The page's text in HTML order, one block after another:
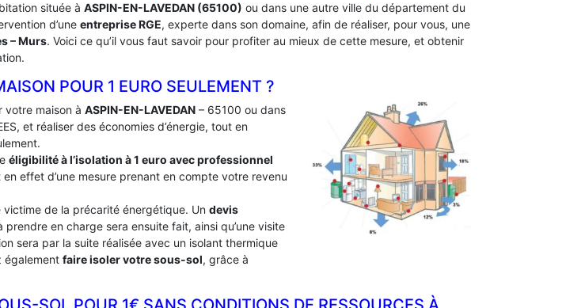
située à ASPIN-EN-LAVEDAN (65100) ou dans une autre ville du département du
d’une entreprise RGE, experte dans son domaine, afin de réaliser, pour vous, une
– Murs. Voici ce qu’il vous faut savoir pour profiter au mieux de cette mesure, et obtenir
POUR 1 EURO SEULEMENT ?
votre maison à ASPIN-EN-LAVEDAN – 65100 ou dans
et réaliser des économies d’énergie, tout en
éligibilité à l’isolation à 1 euro avec professionnel
en effet d’une mesure prenant en compte votre revenu
de la précarité énergétique. Un devis
en charge sera ensuite fait, ainsi qu’une visite
sera par la suite réalisée avec un isolant thermique
également faire isoler votre sous-sol, grâce à